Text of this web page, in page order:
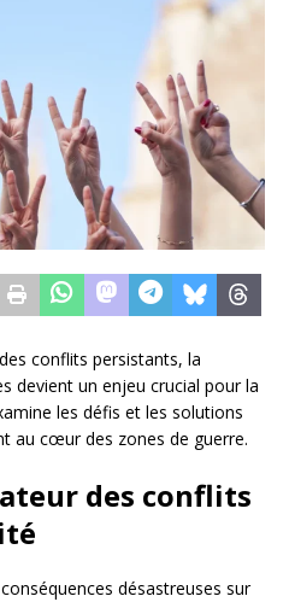
conflits persistants, la
devient un enjeu crucial pour la
les défis et les solutions
au cœur des zones de guerre.
des conflits
désastreuses sur